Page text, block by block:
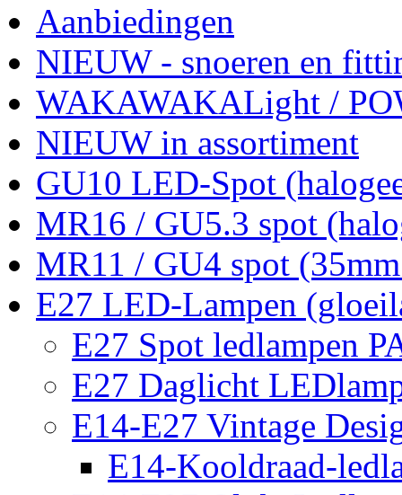
Aanbiedingen
NIEUW - snoeren en
WAKAWAKALight /
NIEUW in assortiment
GU10 LED-Spot
MR16 / GU5.3 spot
MR11 / GU4 spot
E27 LED-Lampen
E27 Spot ledlampen
E27 Daglicht
E14-E27 Vintage
E14-Kooldraad-